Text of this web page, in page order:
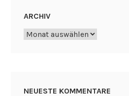
ARCHIV
Archiv
NEUESTE KOMMENTARE